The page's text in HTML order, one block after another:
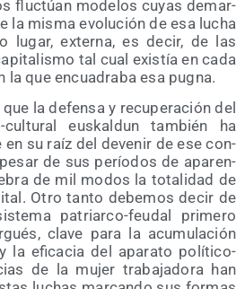
fluc­túan mode­los cuyas demar­
la mis­ma evo­lu­ción de esa lucha
lugar, exter­na, es decir, de las
tal cual exis­tía en cada
que encua­dra­ba esa pugna.
la defen­sa y recu­pe­ra­ción del
cul­tu­ral eus­kal­dun tam­bién ha
en su raíz del deve­nir de ese con­
de sus perío­dos de apa­ren­
de mil modos la tota­li­dad de
Otro tan­to debe­mos decir de
patriar­co-feu­dal pri­me­ro
cla­ve para la acu­mu­la­ción
la efi­ca­cia del apa­ra­to polí­ti­co-
de la mujer tra­ba­ja­do­ra han